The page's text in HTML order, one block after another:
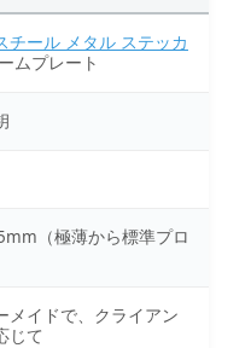
チール メタル ステッカ
ムプレート
（極薄から標準プロ
メイドで、クライアン
じて